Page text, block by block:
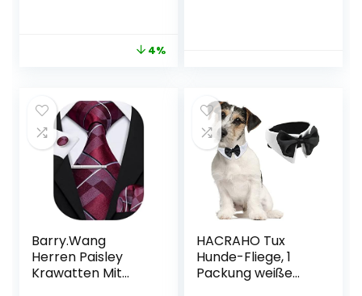
alle Arten von
Partys,Abschlussfe
iern,
Abendveranstaltu
4%
Barry.Wang
Herren Paisley
Krawatten Mit
HACRAHO Tux
Hunde-Fliege, 1
Packung weiße